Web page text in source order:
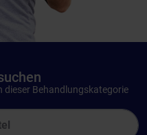
dieser Behandlungskategorie